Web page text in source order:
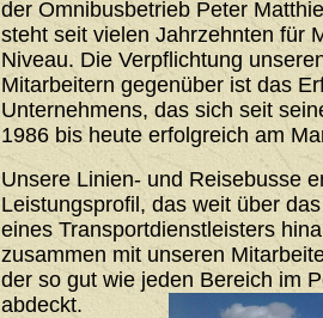
der Omnibusbetrieb Peter
steht seit vielen Jahrzehnten für
Niveau. Die Verpflichtung
Mitarbeitern gegenüber ist das
Unternehmens, das sich seit
1986 bis heute erfolgreich am
Unsere Linien- und Reisebusse
Leistungsprofil, das weit über
eines Transportdienstleisters
zusammen mit unseren
der so gut wie jeden Bereich im
abdeckt.